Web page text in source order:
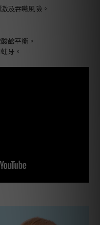
及吞嚥風險。
鹼平衡。
牙。